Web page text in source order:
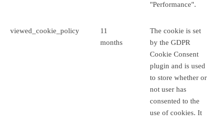
"Performance".
viewed_cookie_policy
11
months
The cookie is set
by the GDPR
Cookie Consent
plugin and is used
to store whether or
not user has
consented to the
use of cookies. It